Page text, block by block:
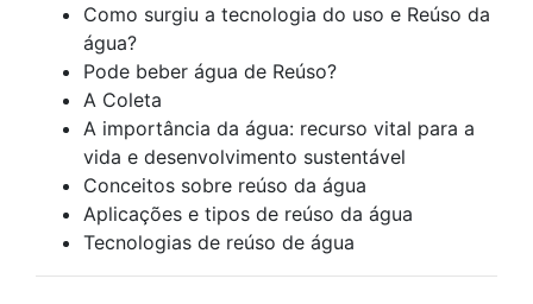
Como surgiu a tecnologia do uso e Reúso da
água?
Pode beber água de Reúso?
A Coleta
A importância da água: recurso vital para a
vida e desenvolvimento sustentável
Conceitos sobre reúso da água
Aplicações e tipos de reúso da água
Tecnologias de reúso de água